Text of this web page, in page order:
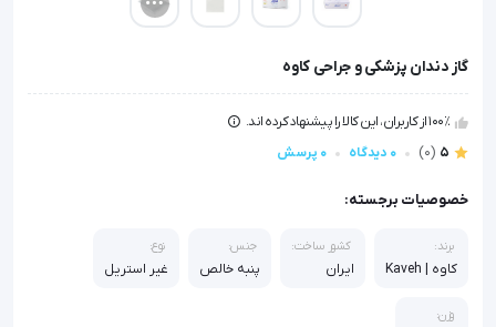
گاز دندان پزشکی و جراحی کاوه
100٪ از کاربران، این کالا را پیشنهاد کرده اند.
5
(0) 0 دیدگاه 0 پرسش
خصوصیات برجسته:
برند:
کاوه | Kaveh
کشور ساخت:
ایران
جنس:
پنبه خالص
نوع:
غیر استریل
وزن: